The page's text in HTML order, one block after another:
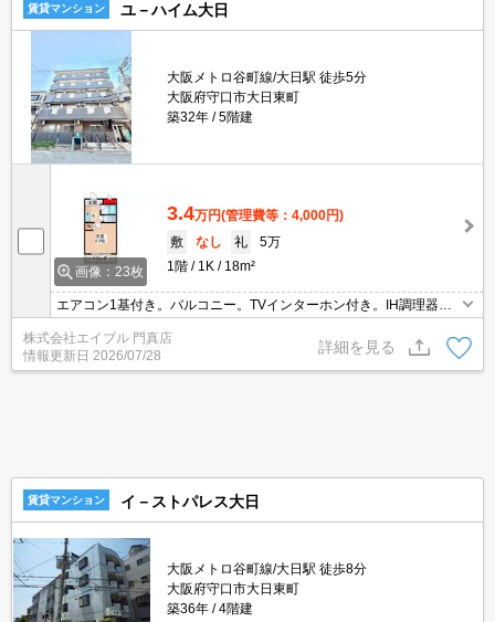
賃貸マンション ユ－ハイム大日
大阪メトロ谷町線/大日駅 徒歩5分
大阪府守口市大日東町
築32年
5階建
画像：23枚
3.4万円(管理費等：4,000円)
敷
なし 礼
5万
1階
1K 18m²
エアコン1基付き。バルコニー。TVインターホン付き。IH調理器付
き。
株式会社エイブル 門真店
情報更新日 2026/07/28
詳細を見る
賃貸マンション イ－ストパレス大日
大阪メトロ谷町線/大日駅 徒歩8分
大阪府守口市大日東町
築36年
4階建